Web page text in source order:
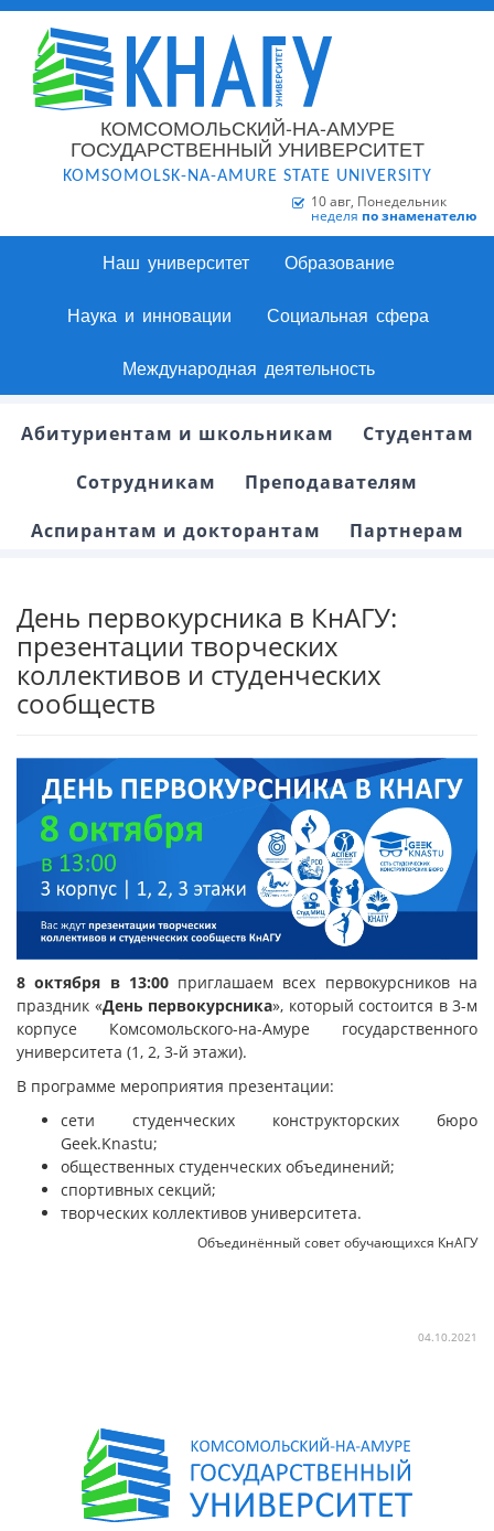
КОМСОМОЛЬСКИЙ-НА-АМУРЕ
ГОСУДАРСТВЕННЫЙ УНИВЕРСИТЕТ
KOMSOMOLSK-NA-AMURE STATE UNIVERSITY
10 авг, Понедельник
неделя по знаменателю
Наш университет Образование
Наука и инновации Социальная сфера
Международная деятельность
Абитуриентам и школьникам
Студентам
Сотрудникам
Преподавателям
Аспирантам и докторантам
Партнерам
День первокурсника в КнАГУ:
презентации творческих
коллективов и студенческих
сообществ
8 октября в 13:00приглашаем всех первокурсников на
праздник «День первокурсника», который состоится в 3-м
корпусе Комсомольского-на-Амуре государственного
университета (1, 2, 3-й этажи).
В программе мероприятия презентации:
сети студенческих конструкторских бюро
Geek.Knastu;
общественных студенческих объединений;
спортивных секций;
творческих коллективов университета.
Объединённый совет обучающихся КнАГУ
04.10.2021